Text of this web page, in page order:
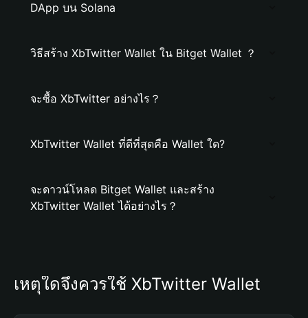
DApp บน Solana
วิธีสร้าง XbTwitter Wallet ใน Bitget Wallet ？
จะซื้อ XbTwitter อย่างไร？
XbTwitter Wallet ที่ดีที่สุดคือ Wallet ใด?
จะดาวน์โหลด Bitget Wallet และสร้าง
XbTwitter Wallet ได้อย่างไร？
เหตุใดจึงควรใช้ XbTwitter Wallet